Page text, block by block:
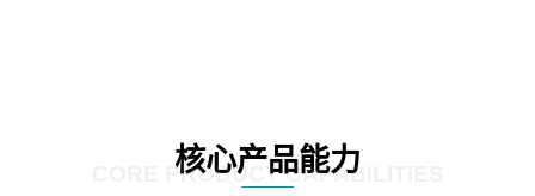
核心产品能力
CORE PRODUCT CAPABILITIES